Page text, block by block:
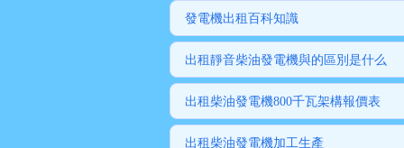
發電機出租百科知識
出租靜音柴油發電機與的區別是什么
出租柴油發電機800千瓦架構報價表
出租柴油發電機加工生產